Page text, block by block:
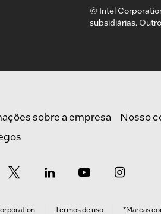
© Intel
subsidiárias.
sobre a empresa Nosso
Termos de uso *Marcas